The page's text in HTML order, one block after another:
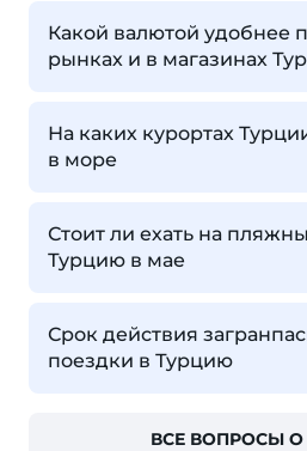
Какой валютой удобнее
рынках и в магазинах
На каких курортах
в море
Стоит ли ехать на
Турцию в мае
Срок действия
поездки в Турцию
ВСЕ ВОПРОСЫ